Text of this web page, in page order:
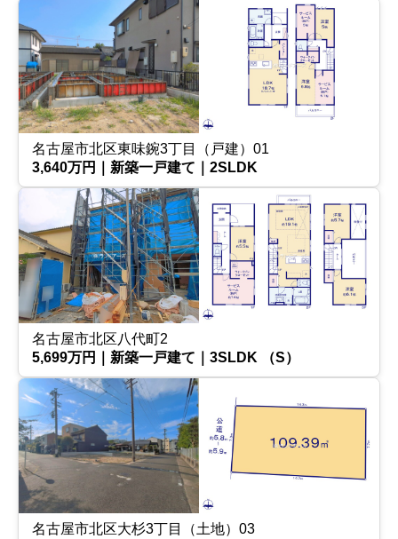
名古屋市北区東味鋺3丁目（戸建）01
3,640万円｜新築一戸建て｜2SLDK
名古屋市北区八代町2
5,699万円｜新築一戸建て｜3SLDK （S）
名古屋市北区大杉3丁目（土地）03